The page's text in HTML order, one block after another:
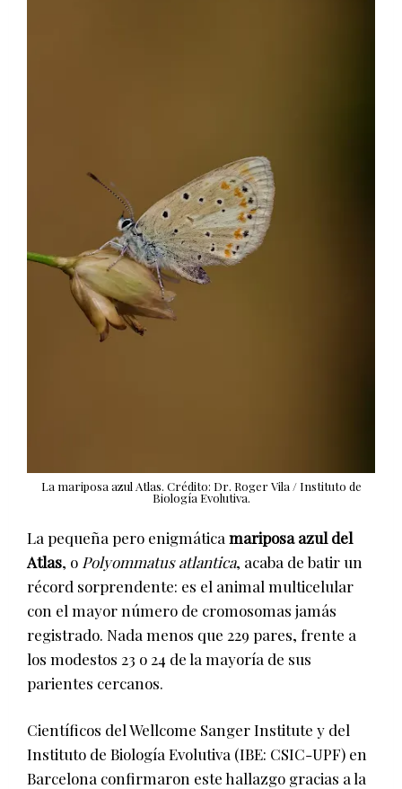
La mariposa azul Atlas. Crédito: Dr. Roger Vila / Instituto de
Biología Evolutiva.
La pequeña pero enigmática mariposa azul del
Atlas, o Polyommatus atlantica, acaba de batir un
récord sorprendente: es el animal multicelular
con el mayor número de cromosomas jamás
registrado. Nada menos que 229 pares, frente a
los modestos 23 o 24 de la mayoría de sus
parientes cercanos.
Científicos del Wellcome Sanger Institute y del
Instituto de Biología Evolutiva (IBE: CSIC-UPF) en
Barcelona confirmaron este hallazgo gracias a la